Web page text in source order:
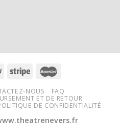
NOUS
FAQ
ET DE RETOUR
DE CONFIDENTIALITÉ